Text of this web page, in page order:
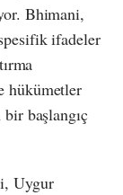
Bhimani,
ifadeler
hükümetler
başlangıç
Uygur